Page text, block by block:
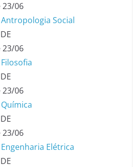
23/06
Social
23/06
23/06
23/06
Elétrica